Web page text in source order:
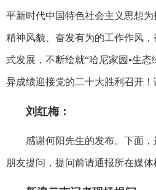
平新时代中国特色社会主义思想
精神风貌、奋发有为的工作作风
式发展，不断绘就“哈尼家园•生
异成绩迎接党的二十大胜利召开！
刘红梅：
感谢何阳先生的发布。下面，
朋友提问，提问前请通报所在媒体